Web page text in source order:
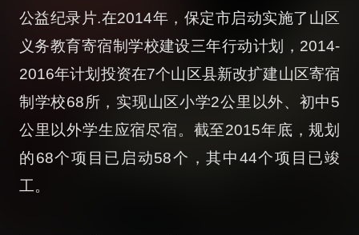
公益纪录片.在2014年，保定市启动实施了山区
义务教育寄宿制学校建设三年行动计划，2014-
2016年计划投资在7个山区县新改扩建山区寄宿
制学校68所，实现山区小学2公里以外、初中5
公里以外学生应宿尽宿。截至2015年底，规划
的68个项目已启动58个，其中44个项目已竣
工。